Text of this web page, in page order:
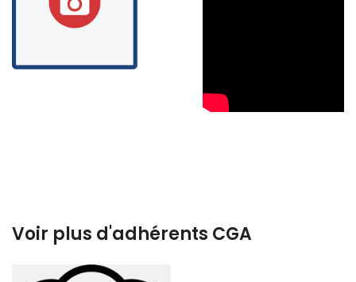
Voir plus d'adhérents CGA